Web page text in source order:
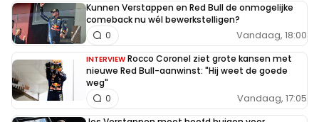
Kunnen Verstappen en Red Bull de onmogelijke
comeback nu wél bewerkstelligen?
Vandaag, 18:00
0
INTERVIEW Rocco Coronel ziet grote kansen met
nieuwe Red Bull-aanwinst: "Hij weet de goede
weg"
Vandaag, 17:05
0